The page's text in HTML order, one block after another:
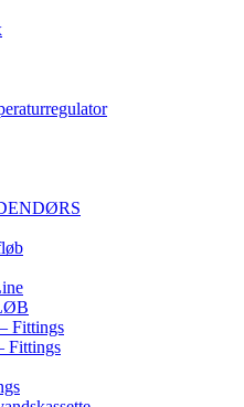
Fittings
Fittings